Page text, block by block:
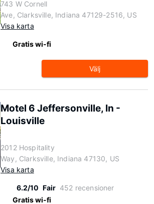
743 W Cornell
Ave, Clarksville, Indiana 47129-2516, US
Visa karta
Gratis wi-fi
Välj
Motel 6 Jeffersonville, In -
Louisville
2012 Hospitality
Way, Clarksville, Indiana 47130, US
Visa karta
6.2/10 Fair 452 recensioner
Gratis wi-fi